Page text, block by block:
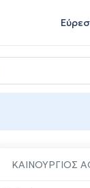
ΚΑΙΝΟΥΡΓΙΟΣ